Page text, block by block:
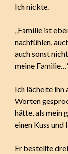
Ich nickte.
„Familie ist
nachfühlen,
auch sonst
meine
Ich lächelte ihn
Worten
hätte, als mein
einen Kuss und
Er bestellte